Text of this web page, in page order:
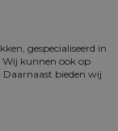
gespecialiseerd in
Wij kunnen ook op
bieden wij